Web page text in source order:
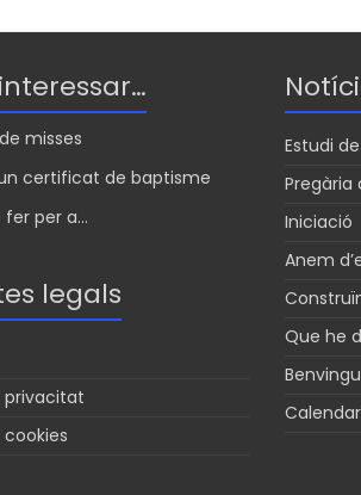
misses
certificat de baptisme
per a...
legals
privacitat
Estudi de
Pregària
Iniciació
Anem
Que he